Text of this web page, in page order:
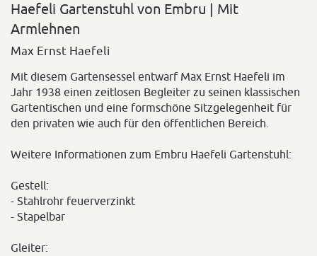
Haefeli Gartenstuhl von Embru | Mit
Armlehnen
Max Ernst Haefeli
Mit diesem Gartensessel entwarf Max Ernst Haefeli im
Jahr 1938 einen zeitlosen Begleiter zu seinen klassischen
Gartentischen und eine formschöne Sitzgelegenheit für
den privaten wie auch für den öffentlichen Bereich.
Weitere Informationen zum Embru Haefeli Gartenstuhl:
Gestell:
- Stahlrohr feuerverzinkt
- Stapelbar
Gleiter: